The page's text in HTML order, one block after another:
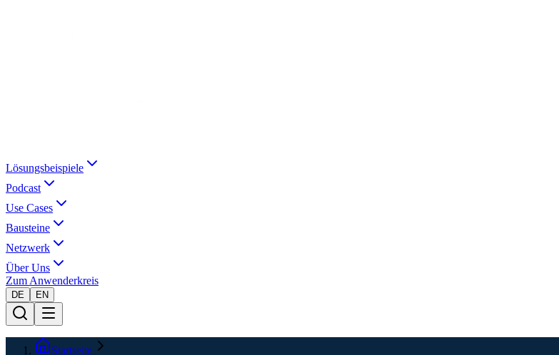
Lösungsbeispiele
Podcast
Use Cases
Bausteine
Netzwerk
Über Uns
Zum Anwenderkreis
DE EN
Startseite